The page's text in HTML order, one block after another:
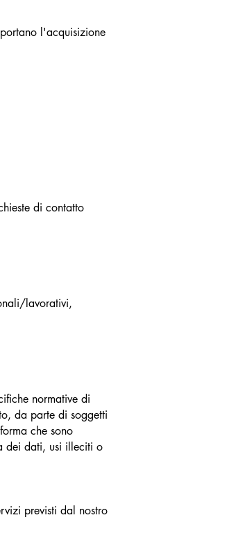
l'acquisizione
di contatto
lavorativi,
normative di
da parte di soggetti
che sono
dei dati, usi illeciti o
previsti dal nostro